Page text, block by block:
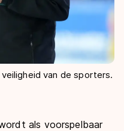
van de sporters.
als voorspelbaar